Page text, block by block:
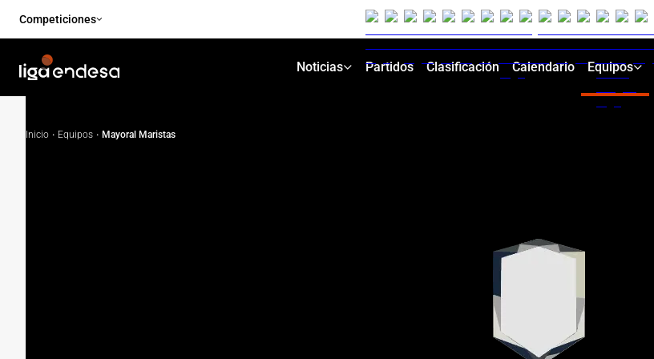
Competiciones
Noticias Partidos Clasificación Calendario Equipos
Inicio · Equipos · Mayoral Maristas